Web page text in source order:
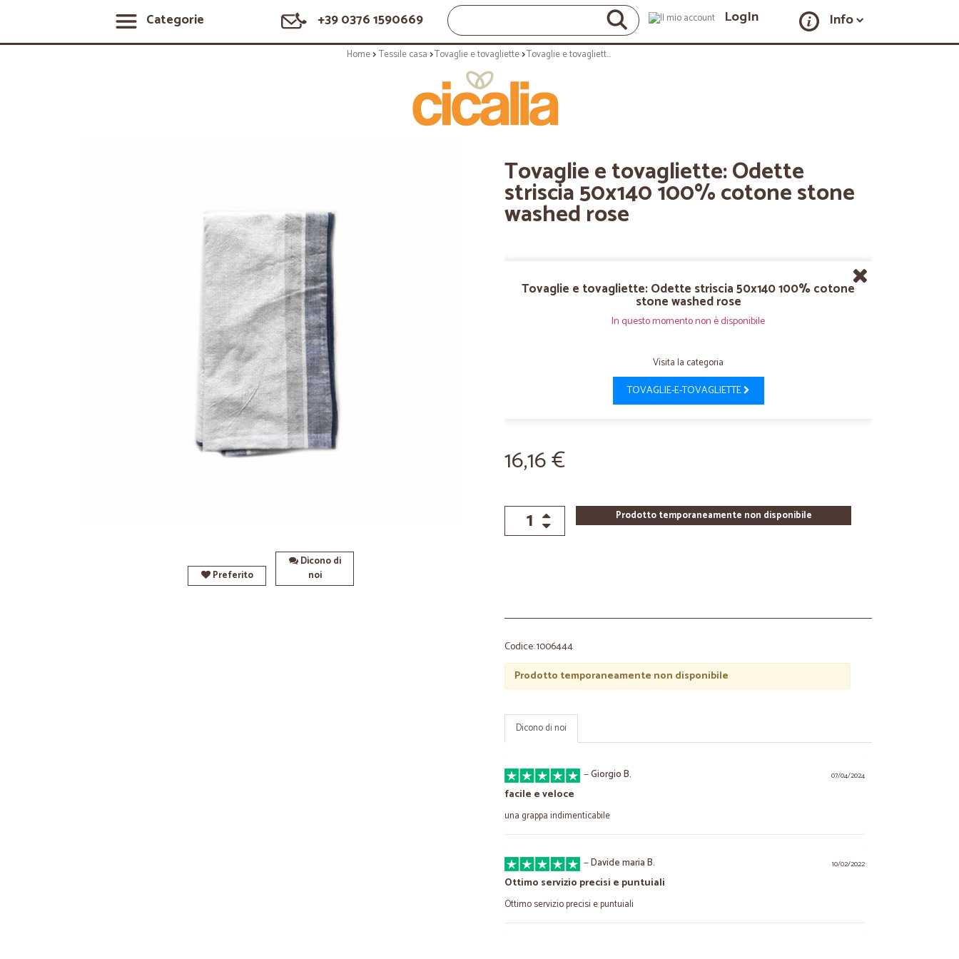
Categorie +39 0376 1590669 LogIn Info
Home Tessile casa Tovaglie e tovagliette Tovaglie e tovagliette: Odette striscia 50x140 100% cotone stone washed rose
Preferito
Dicono di
noi
Tovaglie e tovagliette: Odette
striscia 50x140 100% cotone stone
washed rose
Tovaglie e tovagliette: Odette striscia 50x140 100% cotone
stone washed rose
In questo momento non è disponibile
Visita la categoria
TOVAGLIE-E-TOVAGLIETTE
16,16 €
Prodotto temporaneamente non disponibile
Codice: 1006444
Prodotto temporaneamente non disponibile
Dicono di noi
07/04/2024
—Giorgio B.
facile e veloce
una grappa indimenticabile
10/02/2022
—Davide maria B.
Ottimo servizio precisi e puntuiali
Ottimo servizio precisi e puntuiali